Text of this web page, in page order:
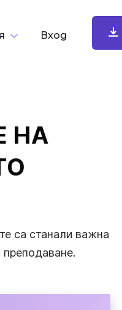
Вход
Записвайте екрана си, уеб
звука на компютъра.
Правете И Анотирайте
НА
са станали важна